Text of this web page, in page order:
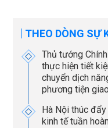
THEO DÒNG SỰ
Thủ tướng
thực hiện tiết
chuyển dịch
phương tiện
Hà Nội thúc
kinh tế tuần